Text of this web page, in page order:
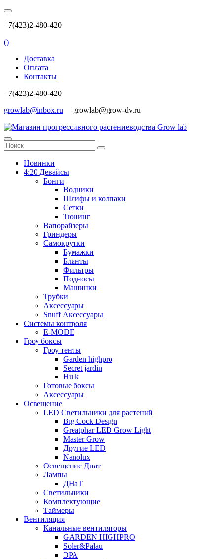
+7(423)2-480-420
()
Доставка
Оплата
Контакты
+7(423)2-480-420
growlab@inbox.ru growlab@grow-dv.ru
Новинки
4:20 Девайсы
Бонги
Водники
Шлифы и колпаки
Сетки
Тюнинг
Вапорайзеры
Гриндеры
Самокрутки
Бумажки
Бланты
Фильтры
Подносы
Машинки
Трубки
Аксессуары
Snuff Аксессуары
Системы контроля
E-MODE
Гроу боксы
Гроу тенты
Garden highpro
Secret jardin
Hulk
Готовые боксы
Аксессуары
Освещение
LED Светильники для растений
Big Cock Design
Greatphar LED Grow Light
Master Grow
Другие LED
Nanolux
Освещение Днат
Лампы
ДНаТ
Светильники
Комплектующие
Таймеры
Вентиляция
Канальные вентиляторы
GARDEN HIGHPRO
Soler&Palau
ЭРА